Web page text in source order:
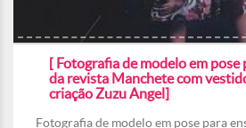
[ Fotografia de modelo em pose
da revista Manchete com
criação Zuzu Angel]
Fotografia de modelo em pose para